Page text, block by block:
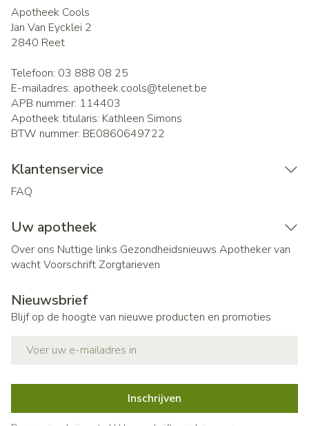
Apotheek Cools
Jan Van Eycklei 2
2840 Reet
Telefoon: 03 888 08 25
E-mailadres: apotheek.cools@telenet.be
APB nummer: 114403
Apotheek titularis: Kathleen Simons
BTW nummer: BE0860649722
Klantenservice
FAQ
Uw apotheek
Over ons Nuttige links Gezondheidsnieuws Apotheker van
wachtVoorschrift Zorgtarieven
Nieuwsbrief
Blijf op de hoogte van nieuwe producten en promoties
Inschrijven